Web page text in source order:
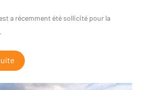
a récemment été sollicité pour la